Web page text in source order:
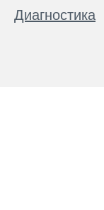
Диагностика